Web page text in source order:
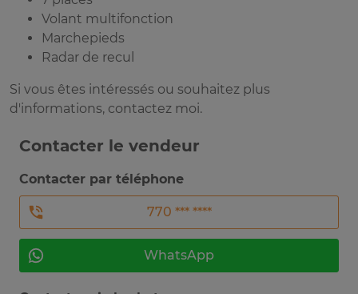
Volant multifonction
Marchepieds
Radar de recul
Si vous êtes intéressés ou souhaitez plus
d'informations, contactez moi.
Contacter le vendeur
Contacter par téléphone
770 *** ****
WhatsApp